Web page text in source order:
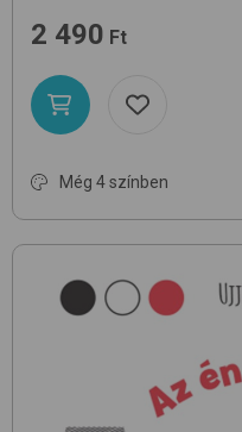
2 490 Ft
Még 4 színben